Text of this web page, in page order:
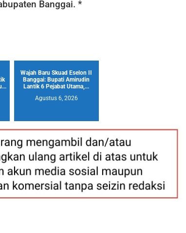
Banggai. *
Wajah Baru Skuad Eselon II
Banggai: Bupati Amirudin
Lantik 6 Pejabat Utama,...
Agustus 6, 2026